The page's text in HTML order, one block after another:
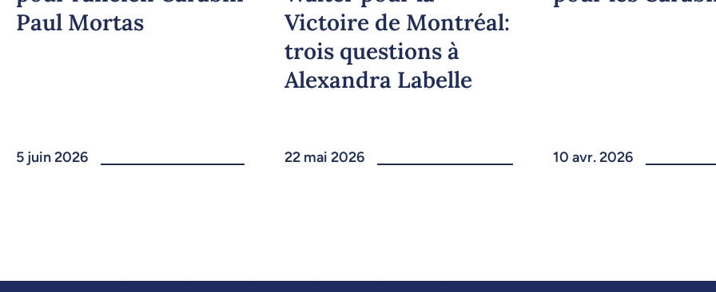
Paul Mortas
5 juin 2026
Victoire de Montréal:
trois questions à
Alexandra Labelle
22 mai 2026 10 avr. 2026